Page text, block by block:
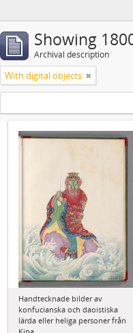
Showing
Archival description
With digital objects
Handtecknade bilder av
konfucianska och daoistiska
lärda eller heliga personer från